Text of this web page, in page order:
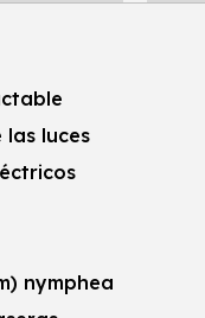
luces
nymphea